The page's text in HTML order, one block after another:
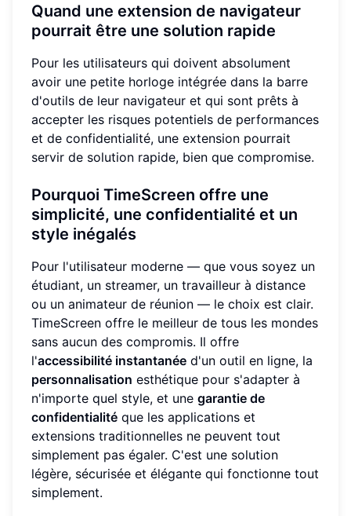
Quand une extension de navigateur
pourrait être une solution rapide
Pour les utilisateurs qui doivent absolument
avoir une petite horloge intégrée dans la barre
d'outils de leur navigateur et qui sont prêts à
accepter les risques potentiels de performances
et de confidentialité, une extension pourrait
servir de solution rapide, bien que compromise.
Pourquoi TimeScreen offre une
simplicité, une confidentialité et un
style inégalés
Pour l'utilisateur moderne — que vous soyez un
étudiant, un streamer, un travailleur à distance
ou un animateur de réunion — le choix est clair.
TimeScreen offre le meilleur de tous les mondes
sans aucun des compromis. Il offre
l'accessibilité instantanée d'un outil en ligne, la
personnalisation esthétique pour s'adapter à
n'importe quel style, et une garantie de
confidentialité que les applications et
extensions traditionnelles ne peuvent tout
simplement pas égaler. C'est une solution
légère, sécurisée et élégante qui fonctionne tout
simplement.